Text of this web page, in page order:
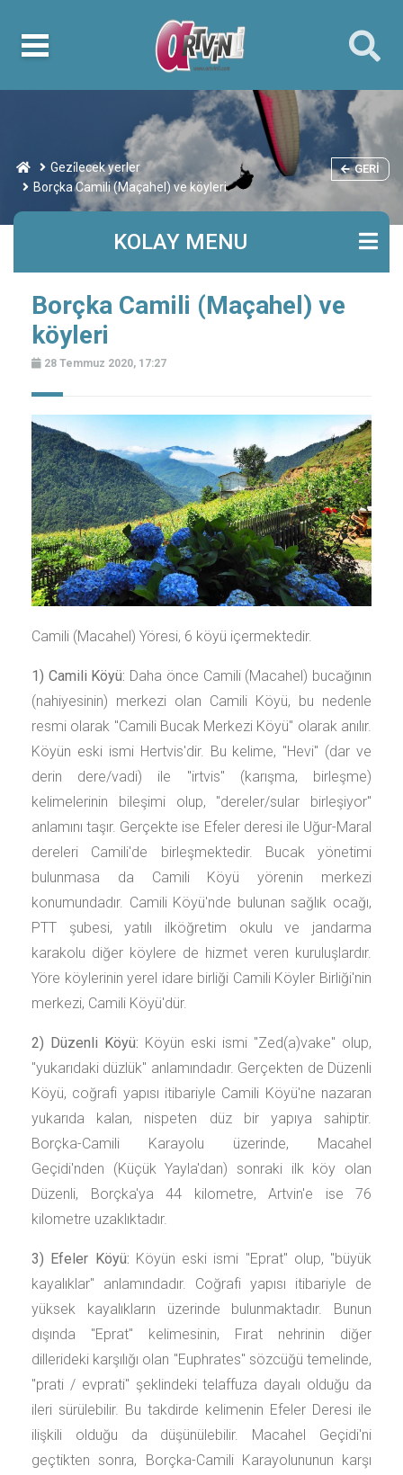
Gezi̇lecek yerler
Borçka Camili (Maçahel) ve köyleri
GERI
KOLAY MENU
Borçka Camili (Maçahel) ve
köyleri
28 Temmuz 2020, 17:27
Camili (Macahel) Yöresi, 6 köyü içermektedir.
1) Camili Köyü: Daha önce Camili (Macahel) bucağının
(nahiyesinin) merkezi olan Camili Köyü, bu nedenle
resmi olarak "Camili Bucak Merkezi Köyü" olarak anılır.
Köyün eski ismi Hertvis'dir. Bu kelime, "Hevi" (dar ve
derin dere/vadi) ile "irtvis" (karışma, birleşme)
kelimelerinin bileşimi olup, "dereler/sular birleşiyor"
anlamını taşır. Gerçekte ise Efeler deresi ile Uğur-Maral
dereleri Camili'de birleşmektedir. Bucak yönetimi
bulunmasa da Camili Köyü yörenin merkezi
konumundadır. Camili Köyü'nde bulunan sağlık ocağı,
PTT şubesi, yatılı ilköğretim okulu ve jandarma
karakolu diğer köylere de hizmet veren kuruluşlardır.
Yöre köylerinin yerel idare birliği Camili Köyler Birliği'nin
merkezi, Camili Köyü'dür.
2) Düzenli Köyü: Köyün eski ismi "Zed(a)vake" olup,
"yukarıdaki düzlük" anlamındadır. Gerçekten de Düzenli
Köyü, coğrafi yapısı itibariyle Camili Köyü'ne nazaran
yukarıda kalan, nispeten düz bir yapıya sahiptir.
Borçka-Camili Karayolu üzerinde, Macahel
Geçidi'nden (Küçük Yayla'dan) sonraki ilk köy olan
Düzenli, Borçka'ya 44 kilometre, Artvin'e ise 76
kilometre uzaklıktadır.
3) Efeler Köyü: Köyün eski ismi "Eprat" olup, "büyük
kayalıklar" anlamındadır. Coğrafi yapısı itibariyle de
yüksek kayalıkların üzerinde bulunmaktadır. Bunun
dışında "Eprat" kelimesinin, Fırat nehrinin diğer
dillerideki karşılığı olan "Euphrates" sözcüğü temelinde,
"prati / evprati" şeklindeki telaffuza dayalı olduğu da
ileri sürülebilir. Bu takdirde kelimenin Efeler Deresi ile
ilişkili olduğu da düşünülebilir. Macahel Geçidi'ni
geçtikten sonra, Borçka-Camili Karayolununun karşı